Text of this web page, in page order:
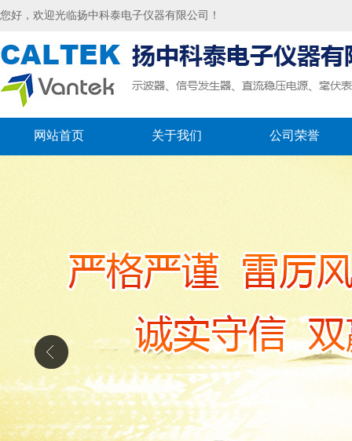
您好，欢迎光临扬中科泰电子仪器有限公司！
网站首页 关于我们 公司荣誉